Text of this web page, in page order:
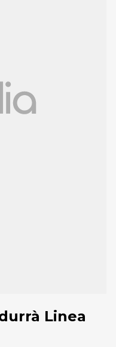
Linea